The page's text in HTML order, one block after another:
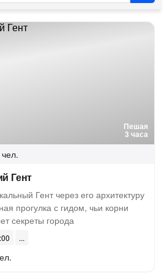
Пешая
3 часа
Гент
Гент через его архитектуру
прогулка с гидом, чьи корни
секреты города